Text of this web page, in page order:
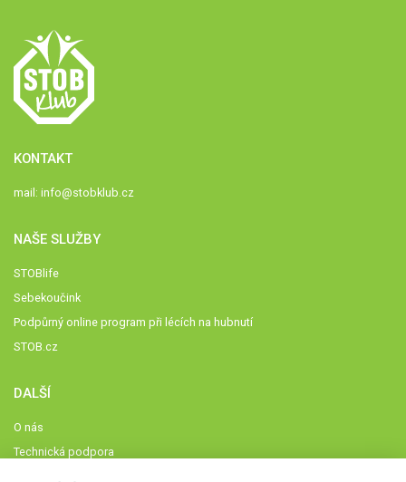
KONTAKT
mail: info@stobklub.cz
NAŠE SLUŽBY
STOBlife
Sebekoučink
Podpůrný online program při lécích na hubnutí
STOB.cz
DALŠÍ
O nás
Technická podpora